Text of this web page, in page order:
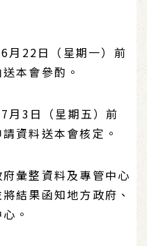
月22日（星期一）前
本會參酌。
月3日（星期五）前
資料送本會核定。
府彙整資料及專管中心
結果函知地方政府、
。